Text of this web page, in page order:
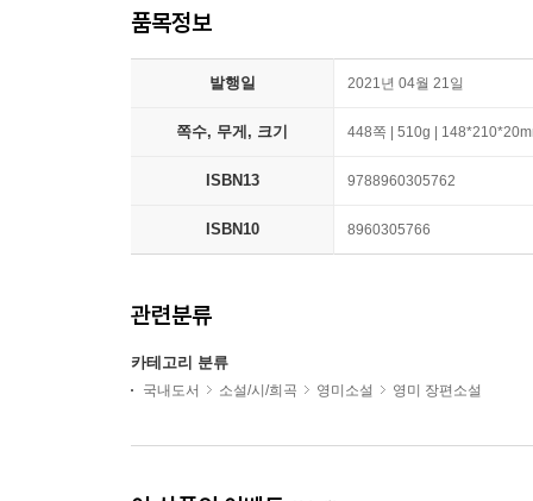
품목정보
발행일 2021년 04월 21일
쪽수, 무게, 크기 448쪽 | 510g |
ISBN13 9788960305762
ISBN10 8960305766
관련분류
카테고리 분류
국내도서 소설/시/희곡 영미소설 영미 장편소설